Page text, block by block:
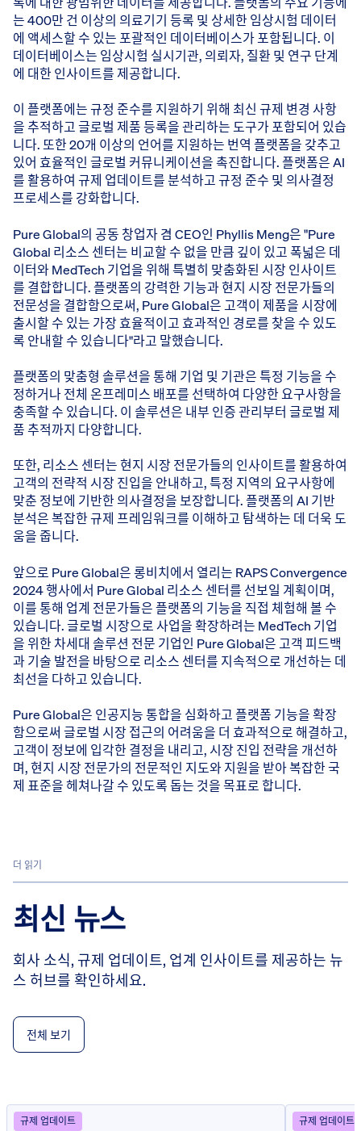
는 400만 건 이상의 의료기기 등록 및 상세한 임상시험 데이터
에 액세스할 수 있는 포괄적인 데이터베이스가 포함됩니다. 이
데이터베이스는 임상시험 실시기관, 의뢰자, 질환 및 연구 단계
에 대한 인사이트를 제공합니다.
이 플랫폼에는 규정 준수를 지원하기 위해 최신 규제 변경 사항
을 추적하고 글로벌 제품 등록을 관리하는 도구가 포함되어 있습
니다. 또한 20개 이상의 언어를 지원하는 번역 플랫폼을 갖추고
있어 효율적인 글로벌 커뮤니케이션을 촉진합니다. 플랫폼은 AI
를 활용하여 규제 업데이트를 분석하고 규정 준수 및 의사결정
프로세스를 강화합니다.
Pure Global의 공동 창업자 겸 CEO인 Phyllis Meng은 "Pure
Global 리소스 센터는 비교할 수 없을 만큼 깊이 있고 폭넓은 데
이터와 MedTech 기업을 위해 특별히 맞춤화된 시장 인사이트
를 결합합니다. 플랫폼의 강력한 기능과 현지 시장 전문가들의
전문성을 결합함으로써, Pure Global은 고객이 제품을 시장에
출시할 수 있는 가장 효율적이고 효과적인 경로를 찾을 수 있도
록 안내할 수 있습니다"라고 말했습니다.
플랫폼의 맞춤형 솔루션을 통해 기업 및 기관은 특정 기능을 수
정하거나 전체 온프레미스 배포를 선택하여 다양한 요구사항을
충족할 수 있습니다. 이 솔루션은 내부 인증 관리부터 글로벌 제
품 추적까지 다양합니다.
또한, 리소스 센터는 현지 시장 전문가들의 인사이트를 활용하여
고객의 전략적 시장 진입을 안내하고, 특정 지역의 요구사항에
맞춘 정보에 기반한 의사결정을 보장합니다. 플랫폼의 AI 기반
분석은 복잡한 규제 프레임워크를 이해하고 탐색하는 데 더욱 도
움을 줍니다.
앞으로 Pure Global은 롱비치에서 열리는 RAPS Convergence
2024 행사에서 Pure Global 리소스 센터를 선보일 계획이며,
이를 통해 업계 전문가들은 플랫폼의 기능을 직접 체험해 볼 수
있습니다. 글로벌 시장으로 사업을 확장하려는 MedTech 기업
을 위한 차세대 솔루션 전문 기업인 Pure Global은 고객 피드백
과 기술 발전을 바탕으로 리소스 센터를 지속적으로 개선하는 데
최선을 다하고 있습니다.
Pure Global은 인공지능 통합을 심화하고 플랫폼 기능을 확장
함으로써 글로벌 시장 접근의 어려움을 더 효과적으로 해결하고,
고객이 정보에 입각한 결정을 내리고, 시장 진입 전략을 개선하
며, 현지 시장 전문가의 전문적인 지도와 지원을 받아 복잡한 국
제 표준을 헤쳐나갈 수 있도록 돕는 것을 목표로 합니다.
더 읽기
최신 뉴스
회사 소식, 규제 업데이트, 업계 인사이트를 제공하는 뉴
스 허브를 확인하세요.
전체 보기
규제 업데이트 규제 업데이트